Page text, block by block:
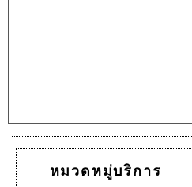
หมวดหมู่บริการ